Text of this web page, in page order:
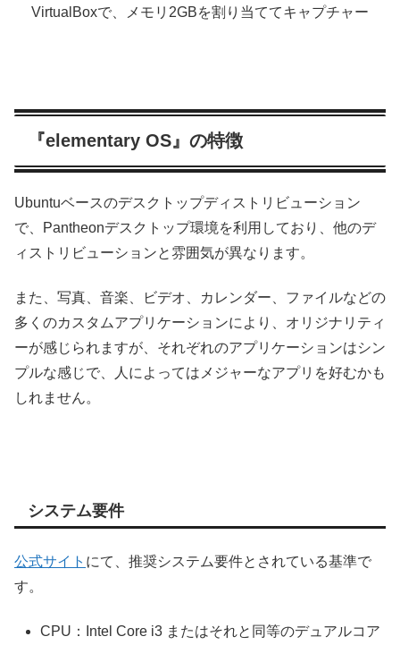
VirtualBoxで、メモリ2GBを割り当ててキャプチャー
『elementary OS』の特徴
Ubuntuベースのデスクトップディストリビューション
で、Pantheonデスクトップ環境を利用しており、他のデ
ィストリビューションと雰囲気が異なります。
また、写真、音楽、ビデオ、カレンダー、ファイルなどの
多くのカスタムアプリケーションにより、オリジナリティ
ーが感じられますが、それぞれのアプリケーションはシン
プルな感じで、人によってはメジャーなアプリを好むかも
しれません。
システム要件
公式サイト にて、推奨システム要件とされている基準で
す。
CPU：Intel Core i3 またはそれと同等のデュアルコア